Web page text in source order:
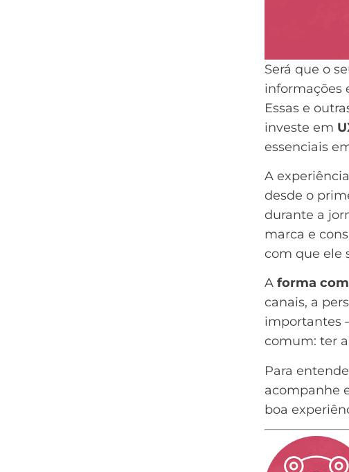
Será que o
informações
Essas e
investe em
essenciais
A
desde o
durante a
marca e
com que ele
A forma
canais, a
importantes
comum: ter a
Para
acompanhe
boa